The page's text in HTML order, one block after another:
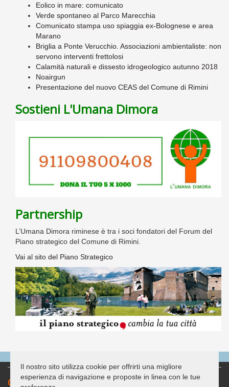
Eolico in mare: comunicato
Verde spontaneo al Parco Marecchia
Comunicato stampa uso spiaggia ex-Bolognese e area
Marano
Briglia a Ponte Verucchio. Associazioni ambientaliste: non
servono interventi frettolosi
Calamità naturali e dissesto idrogeologico autunno 2018
Noairgun
Presentazione del nuovo CEAS del Comune di Rimini
Sostieni L'Umana Dimora
Partnership
L’Umana Dimora riminese è tra i soci fondatori del Forum del
Piano strategico del Comune di Rimini.
Vai al sito del Piano Strategico
Contatti
Il nostro sito utilizza cookie per offrirti una migliore
esperienza di navigazione e proposte in linea con le tue